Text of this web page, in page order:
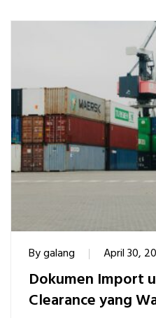
Bygalang April 30,
Dokumen Import
Clearance yang